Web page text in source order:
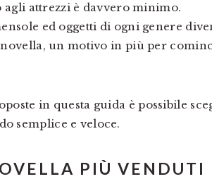
attrezzi è davvero minimo.
ed oggetti di ogni genere
un motivo in più per
in questa guida è possibile
semplice e veloce.
PIÙ VENDUTI